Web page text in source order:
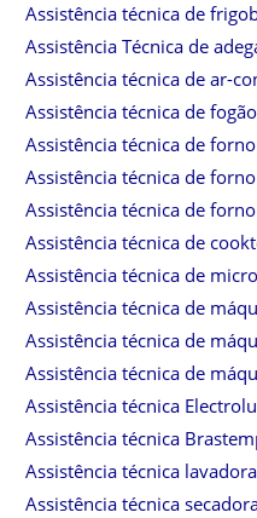
Assistência técnica de
Assistência Técnica de
Assistência técnica de ar-
Assistência técnica de fogão
Assistência técnica de forno
Assistência técnica de
Assistência técnica de
Assistência técnica de
Assistência técnica de
Assistência técnica de
Assistência técnica de
Assistência técnica de
Assistência técnica
Assistência técnica
Assistência técnica lavadora
Assistência técnica